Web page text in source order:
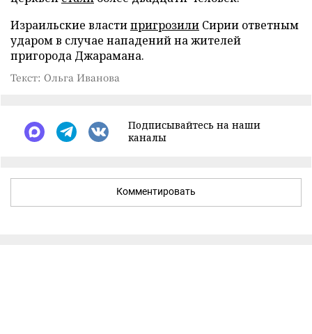
Израильские властипригрозили Сирии ответным
ударом в случае нападений на жителей
пригорода Джарамана.
Текст: Ольга Иванова
Подписывайтесь на наши
каналы
Комментировать